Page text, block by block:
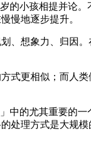
小孩相提并论。
慢地逐步提升。
想象力、归因
更相似；而人
的尤其重要的一
处理方式是大规